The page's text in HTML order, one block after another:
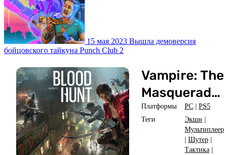
15 мая 2023 Вышла демоверсия
бойцовского тайкуна Punch Club 2
Vampire: The
Masquerade
- Bloodhunt
Платформы PC | PS5
Теги
Экшн |
Мультиплеер
| Шутер |
Тактика |